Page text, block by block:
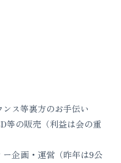
ス等裏方のお手伝い
等の販売（利益は会の重
企画・運営（昨年は9公